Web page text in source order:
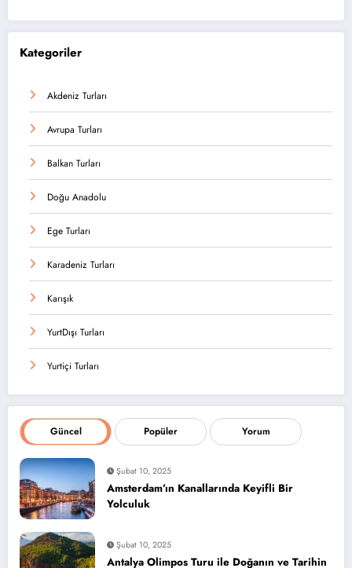
Kategoriler
Akdeniz Turları
Avrupa Turları
Balkan Turları
Doğu Anadolu
Ege Turları
Karadeniz Turları
Karışık
YurtDışı Turları
Yurtiçi Turları
Güncel Popüler Yorum
Şubat 10, 2025
Amsterdam’ın Kanallarında Keyifli Bir
Yolculuk
Şubat 10, 2025
Antalya Olimpos Turu ile Doğanın ve Tarihin